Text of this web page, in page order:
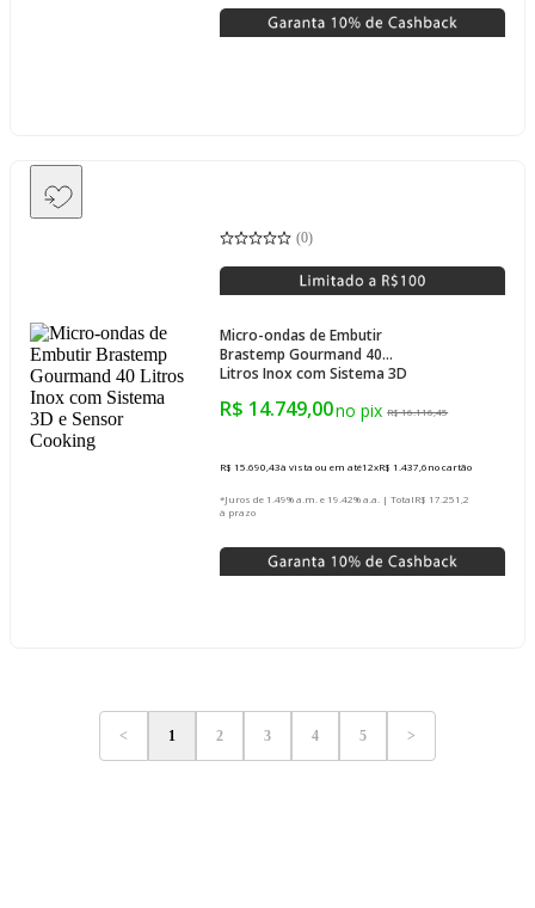
(0)
Micro-ondas de Embutir
Brastemp Gourmand 40
Litros Inox com Sistema 3D
R$ 14.749,00 R$ 16.116,45
R$ 15.690,43à vista ou em até12xR$ 1.437,6no cartão
*Juros de 1.49% a.m. e 19.42% a.a. | TotalR$ 17.251,2
à prazo
< 1 2 3 4 5 >